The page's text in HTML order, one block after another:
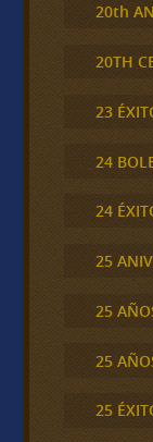
20th
20TH
23
24
24
25
25
25
25